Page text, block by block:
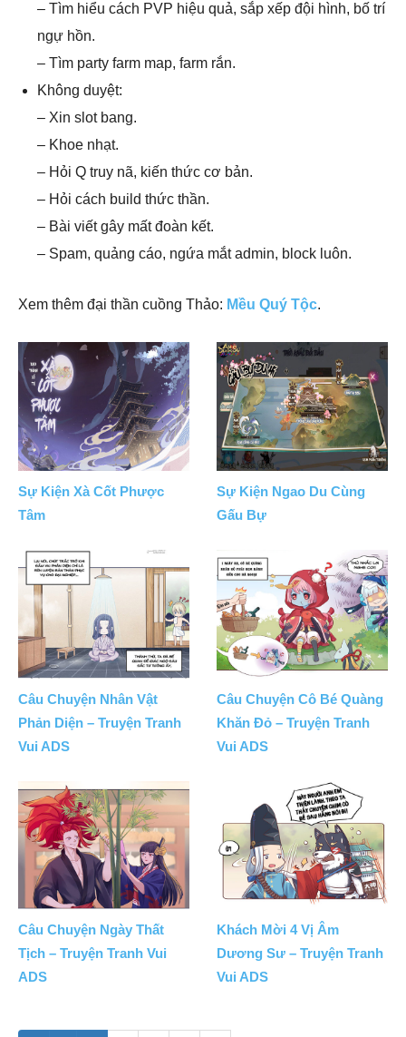
– Tìm hiểu cách PVP hiệu quả, sắp xếp đội hình, bố trí
ngự hồn.
– Tìm party farm map, farm rắn.
Không duyệt:
– Xin slot bang.
– Khoe nhạt.
– Hỏi Q truy nã, kiến thức cơ bản.
– Hỏi cách build thức thần.
– Bài viết gây mất đoàn kết.
– Spam, quảng cáo, ngứa mắt admin, block luôn.
Xem thêm đại thần cuồng Thảo: Mều Quý Tộc.
Sự Kiện Xà Cốt Phược
Tâm
Sự Kiện Ngao Du Cùng
Gấu Bự
Câu Chuyện Nhân Vật
Phản Diện – Truyện Tranh
Vui ADS
Câu Chuyện Cô Bé Quàng
Khăn Đỏ – Truyện Tranh
Vui ADS
Câu Chuyện Ngày Thất
Tịch – Truyện Tranh Vui
ADS
Khách Mời 4 Vị Âm
Dương Sư – Truyện Tranh
Vui ADS